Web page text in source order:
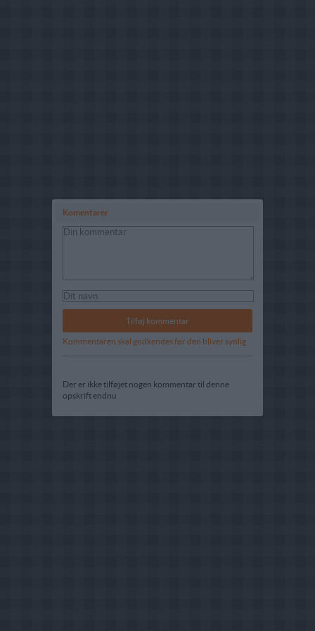
Komentarer
Kommentaren skal godkendes før den bliver synlig
Der er ikke tilføjet nogen kommentar til denne
opskrift endnu